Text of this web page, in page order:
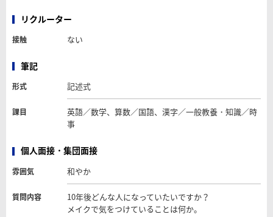
リクルーター
接触 ない
筆記
形式 記述式
課目
英語／数学、算数／国語、漢字／一般教養・知識／時
事
個人面接・集団面接
雰囲気 和やか
質問内容
10年後どんな人になっていたいですか？
メイクで気をつけていることは何か。